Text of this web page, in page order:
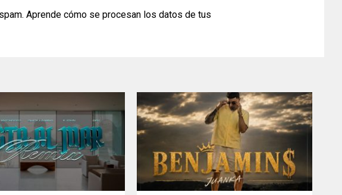
Aprende cómo se procesan los datos de tus